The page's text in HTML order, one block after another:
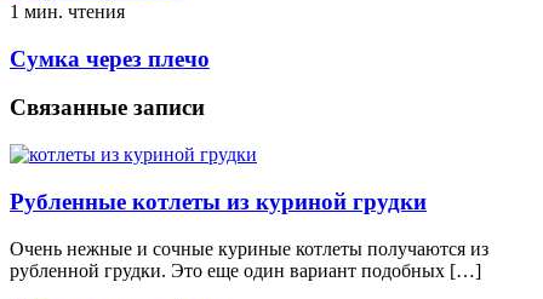
1 мин. чтения
Сумка через плечо
Связанные записи
Рубленные котлеты из куриной грудки
Очень нежные и сочные куриные котлеты получаются из
рубленной грудки. Это еще один вариант подобных […]